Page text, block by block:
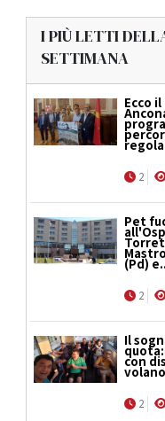
I PIÙ LETTI
SETTIMANA
Ecco
2
Pet
(Pd)
2
Il
con
2